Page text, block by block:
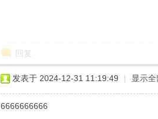
回复
发表于 2024-12-31 11:19:49 | 显示
6666666666